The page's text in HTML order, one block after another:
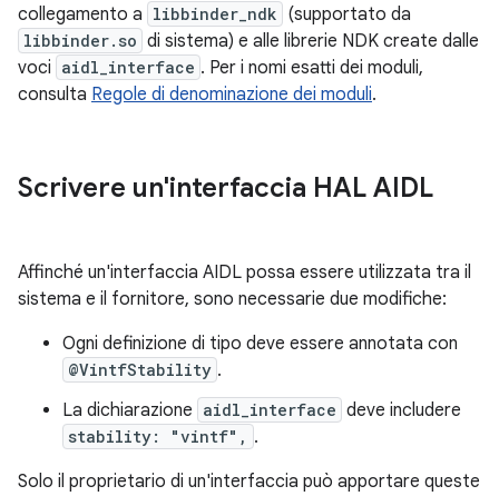
collegamento a libbinder_ndk (supportato da
libbinder.so di sistema) e alle librerie NDK create dalle
voci aidl_interface . Per i nomi esatti dei moduli,
consulta Regole di denominazione dei moduli.
Scrivere un'interfaccia HAL AIDL
Affinché un'interfaccia AIDL possa essere utilizzata tra il
sistema e il fornitore, sono necessarie due modifiche:
Ogni definizione di tipo deve essere annotata con
@VintfStability .
La dichiarazione aidl_interface deve includere
stability: "vintf", .
Solo il proprietario di un'interfaccia può apportare queste